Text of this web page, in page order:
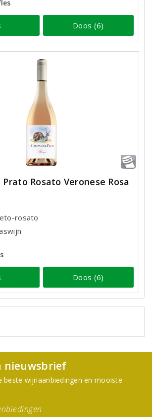
Doos (6)
Rosato Veronese Rosa
rosato
Doos (6)
nieuwsbrief
beste wijnaanbiedingen en mooiste